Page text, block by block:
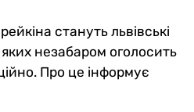
стануть львівські
незабаром оголосить
Про це інформує